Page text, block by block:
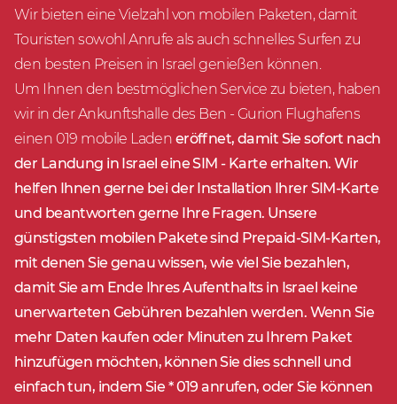
Wir bieten eine Vielzahl von mobilen Paketen, damit
Touristen sowohl Anrufe als auch schnelles Surfen zu
den besten Preisen in Israel genießen können.
Um Ihnen den bestmöglichen Service zu bieten, haben
wir in der Ankunftshalle des Ben - Gurion Flughafens
einen 019 mobile Laden eröffnet, damit Sie sofort nach
der Landung in Israel eine SIM - Karte erhalten. Wir
helfen Ihnen gerne bei der Installation Ihrer SIM-Karte
und beantworten gerne Ihre Fragen. Unsere
günstigsten mobilen Pakete sind Prepaid-SIM-Karten,
mit denen Sie genau wissen, wie viel Sie bezahlen,
damit Sie am Ende Ihres Aufenthalts in Israel keine
unerwarteten Gebühren bezahlen werden. Wenn Sie
mehr Daten kaufen oder Minuten zu Ihrem Paket
hinzufügen möchten, können Sie dies schnell und
einfach tun, indem Sie * 019 anrufen, oder Sie können